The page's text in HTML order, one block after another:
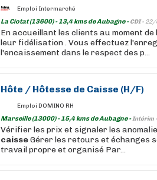
Emploi Intermarché
La Ciotat (13600) - 13,4 kms de Aubagne -CDI - 22/
En accueillant les clients au moment
leur fidélisation . Vous effectuez
l'encaissement dans le respect des p...
Hôte / Hôtesse de Caisse (H/F)
Emploi DOMINO RH
Marseille (13000) - 15,4 kms de Aubagne -Intérim -
Vérifier les prix et signaler les
caisseGérer les retours et échanges
travail propre et organisé Par...